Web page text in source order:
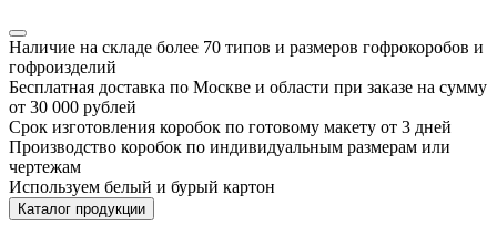
Наличие на складе более 70 типов и размеров гофрокоробов и
гофроизделий
Бесплатная доставка по Москве и области при заказе на сумму
от 30 000 рублей
Срок изготовления коробок по готовому макету от 3 дней
Производство коробок по индивидуальным размерам или
чертежам
Используем белый и бурый картон
Каталог продукции